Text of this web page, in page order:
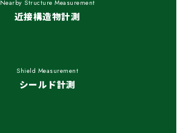
Nearby Structure Measurement
近接構造物計測
Shield Measurement
シールド計測